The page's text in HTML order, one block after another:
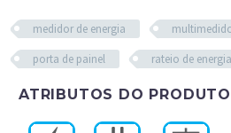
medidor de energia
porta de painel
rateio de energia
ATRIBUTOS DO PRODUTO